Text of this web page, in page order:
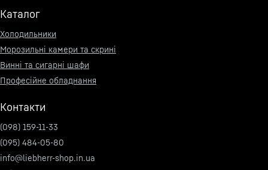
Каталог
Холодильники
Морозильні камери та скрині
Винні та сигарні шафи
Професійне обладнання
Контакти
(098) 159-11-33
(095) 484-05-80
info@liebherr-shop.in.ua